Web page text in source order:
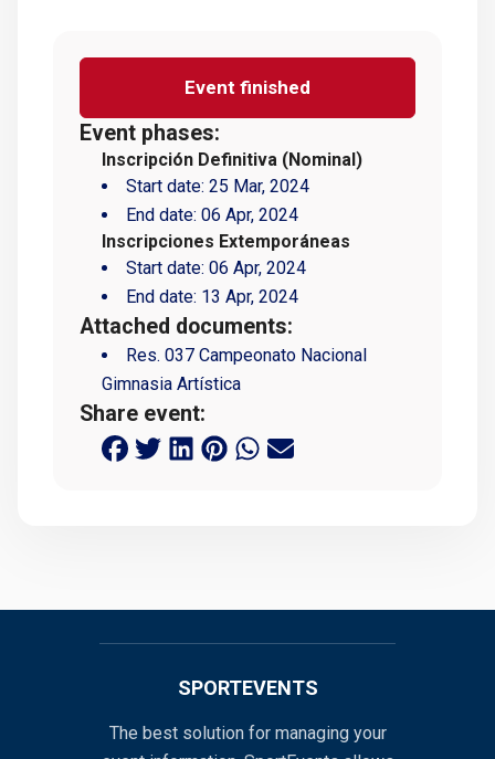
Event finished
Event phases:
Inscripción Definitiva (Nominal)
Start date: 25 Mar, 2024
End date: 06 Apr, 2024
Inscripciones Extemporáneas
Start date: 06 Apr, 2024
End date: 13 Apr, 2024
Attached documents:
Res. 037 Campeonato Nacional
Gimnasia Artística
Share event:
SPORTEVENTS
The best solution for managing your